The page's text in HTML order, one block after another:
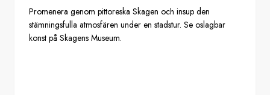
Promenera genom pittoreska Skagen och insup den
stämningsfulla atmosfären under en stadstur. Se oslagbar
konst på Skagens Museum.